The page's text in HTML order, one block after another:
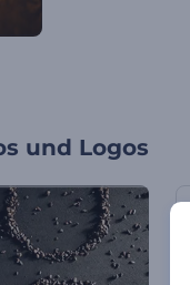
und Logos